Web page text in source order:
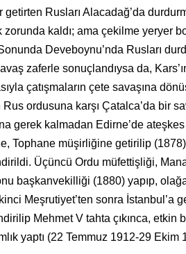
getirten Rusları Alacadağ’da
zo­runda kaldı; ama çekilme yeryer
Deveboynu’nda Rusları
zaferle sonuçlandıysa da,
çatışmaların çete savaşına
Rus ordusuna karşı Çatalca’da bir
gerek kalma­dan Edirne’de
Tophane müşirliğine getirilip
Üçün­cü Ordu müfettişliği,
başkanvekilliği (1880) yapıp,
Meşrutiyet’ten sonra İstanbul’a
Mehmet V tahta çıkınca, etkin
yaptı (22 Temmuz 1912-29 Ekim